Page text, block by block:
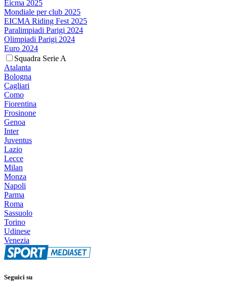
Eicma 2025
Mondiale per club 2025
EICMA Riding Fest 2025
Paralimpiadi Parigi 2024
Olimpiadi Parigi 2024
Euro 2024
Squadra Serie A
Atalanta
Bologna
Cagliari
Como
Fiorentina
Frosinone
Genoa
Inter
Juventus
Lazio
Lecce
Milan
Monza
Napoli
Parma
Roma
Sassuolo
Torino
Udinese
Venezia
Seguici su